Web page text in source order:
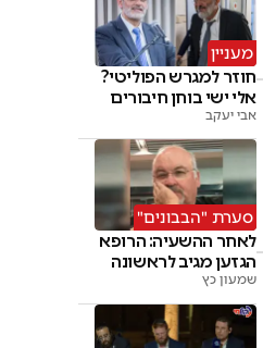
מעניין
חוזר למגרש הפוליטי?
אלי ישי בוחן חיבורים
אבי יעקב
סערת "הבבונים"
לאחר ההשעיה: הרופא
הגזען מגיב לראשונה
שמעון כץ